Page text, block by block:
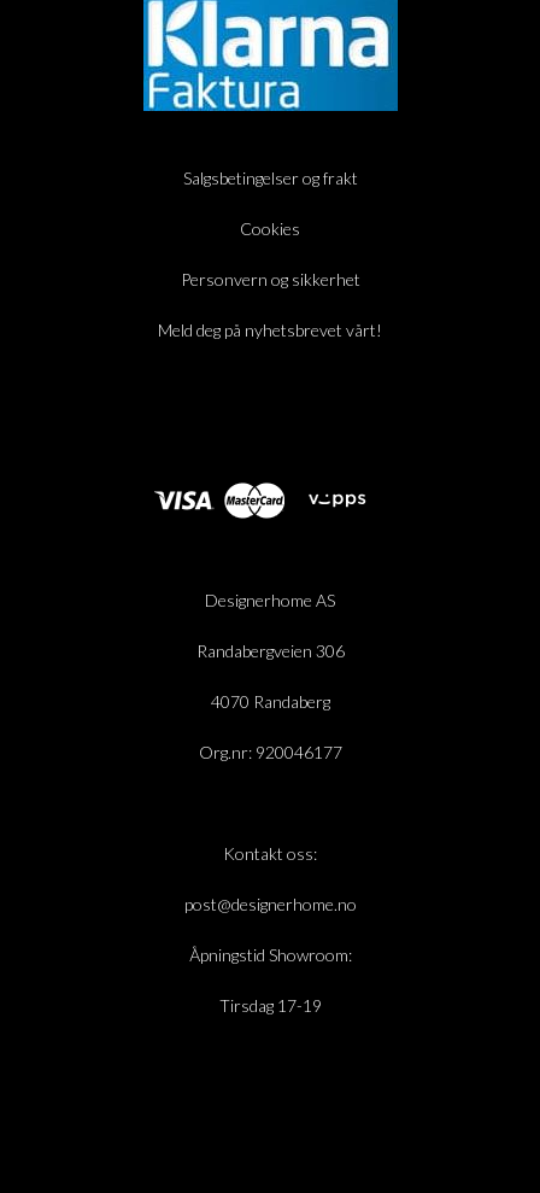
Salgsbetingelser og frakt
Cookies
Personvern og sikkerhet
Meld deg på nyhetsbrevet vårt!
Designerhome AS
Randabergveien 306
4070 Randaberg
Org.nr: 920046177
Kontakt oss:
post@designerhome.no
Åpningstid Showroom:
Tirsdag 17-19